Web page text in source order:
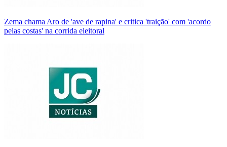
Zema chama Aro de 'ave de rapina' e critica 'traição' com 'acordo
pelas costas' na corrida eleitoral